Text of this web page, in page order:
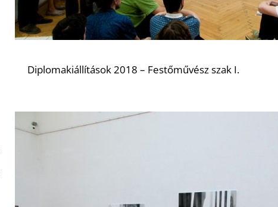
Diplomakiállítások 2018 – Festőművész szak I.